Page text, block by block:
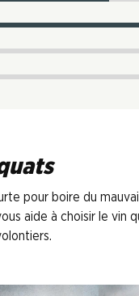
pour boire du
aide à choisir le vin